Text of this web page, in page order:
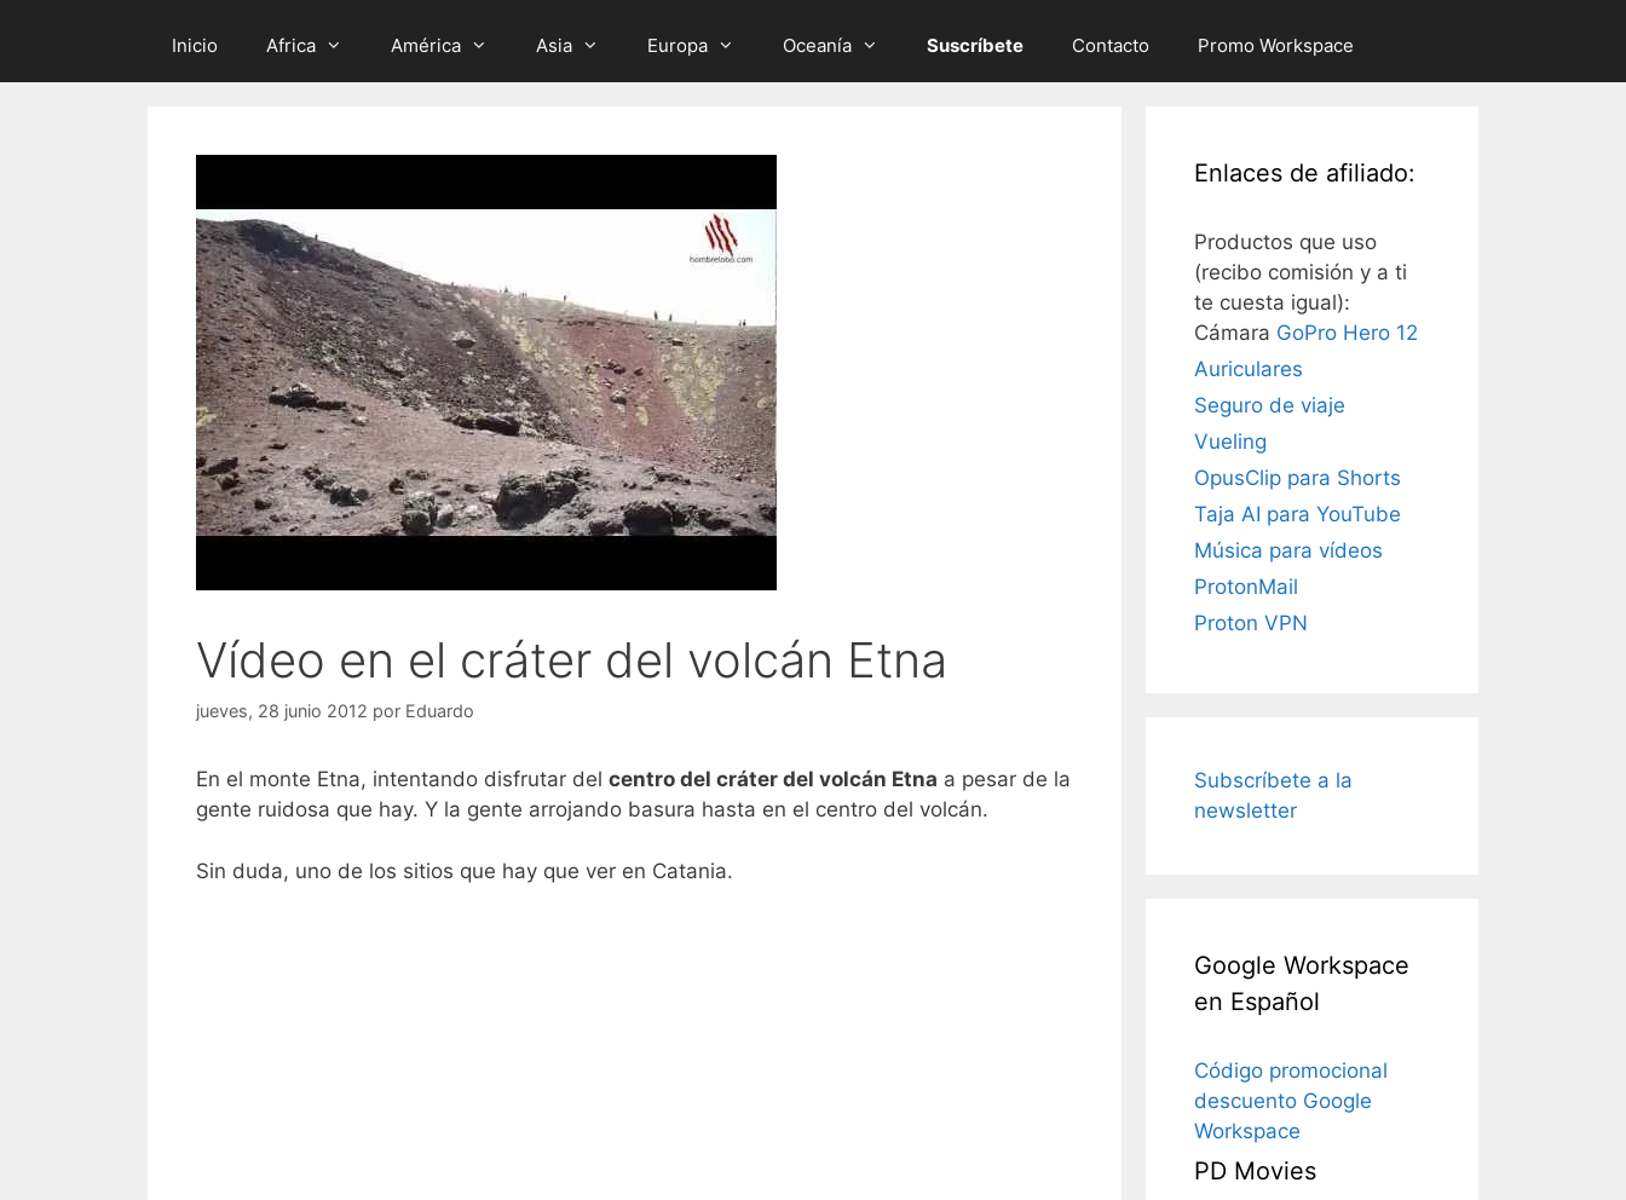
Inicio Africa América Asia Europa Oceanía Suscríbete Contacto Promo Workspace
Vídeo en el cráter del volcán Etna
jueves, 28 junio 2012 por Eduardo
En el monte Etna, intentando disfrutar del centro del cráter del volcán Etna a pesar de la
gente ruidosa que hay. Y la gente arrojando basura hasta en el centro del volcán.
Sin duda, uno de los sitios que hay que ver en Catania.
Enlaces de afiliado:
Productos que uso
(recibo comisión y a ti
te cuesta igual):
Cámara GoPro Hero 12
Auriculares
Seguro de viaje
Vueling
OpusClip para Shorts
Taja AI para YouTube
Música para vídeos
ProtonMail
Proton VPN
Subscríbete a la
newsletter
Google Workspace
en Español
Código promocional
descuento Google
Workspace
PD Movies